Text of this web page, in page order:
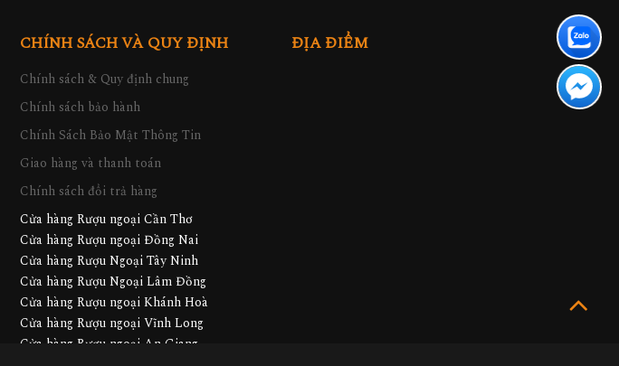
CHÍNH SÁCH VÀ QUY ĐỊNH
Chính sách & Quy định chung
Chính sách bảo hành
Chính Sách Bảo Mật Thông Tin
Giao hàng và thanh toán
Chính sách đổi trả hàng
Cửa hàng Rượu ngoại Cần Thơ
Cửa hàng Rượu ngoại Đồng Nai
Cửa hàng Rượu Ngoại Tây Ninh
Cửa hàng Rượu Ngoại Lâm Đồng
Cửa hàng Rượu ngoại Khánh Hoà
Cửa hàng Rượu ngoại Vĩnh Long
Cửa hàng Rượu ngoại An Giang
ĐỊA ĐIỂM